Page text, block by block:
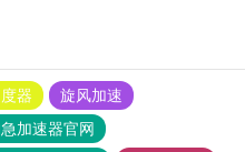
器
旋风加速
加速器官网